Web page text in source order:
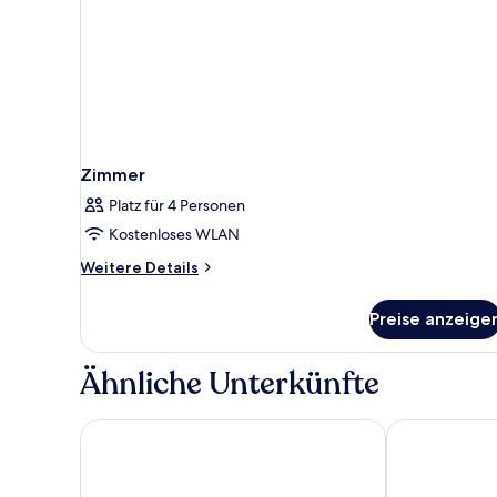
Zimmer
Platz für 4 Personen
Kostenloses WLAN
Weitere Details
Weitere
Preise
Ähnliche Unterkünfte
Herbert Samuel Opera Tel Aviv Dan Tel Aviv